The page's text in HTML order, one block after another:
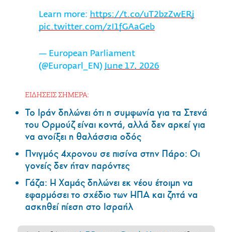
Learn more: https://t.co/uT2bzZwERj
pic.twitter.com/zI1fGAaGeb
— European Parliament
(@Europarl_EN) June 17, 2026
ΕΙΔΗΣΕΙΣ ΣΗΜΕΡΑ:
Το Ιράν δηλώνει ότι η συμφωνία για τα Στενά
του Ορμούζ είναι κοντά, αλλά δεν αρκεί για
να ανοίξει η θαλάσσια οδός
Πνιγμός 4χρονου σε πισίνα στην Πάρο: Οι
γονείς δεν ήταν παρόντες
Γάζα: Η Χαμάς δηλώνει εκ νέου έτοιμη να
εφαρμόσει το σχέδιο των ΗΠΑ και ζητά να
ασκηθεί πίεση στο Ισραήλ